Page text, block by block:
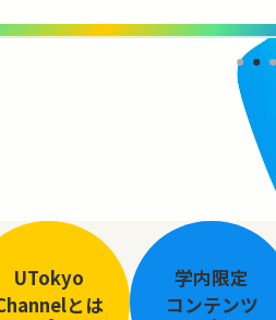
UTokyo
とは
学内限定
コンテンツ